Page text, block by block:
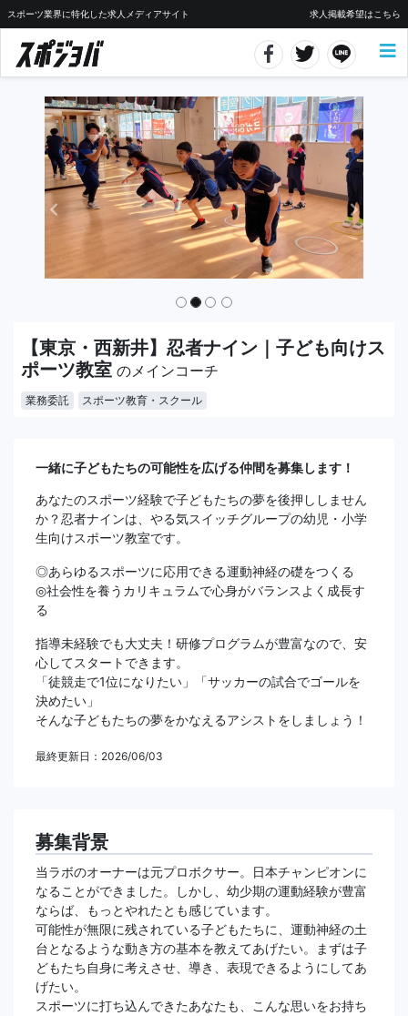
スポーツ業界に特化した求人メディアサイト 求人掲載希望はこちら
【東京・西新井】忍者ナイン｜子ども向けス
ポーツ教室 のメインコーチ
業務委託 スポーツ教育・スクール
一緒に子どもたちの可能性を広げる仲間を募集します！
あなたのスポーツ経験で子どもたちの夢を後押ししません
か？忍者ナインは、やる気スイッチグループの幼児・小学
生向けスポーツ教室です。
◎あらゆるスポーツに応用できる運動神経の礎をつくる
◎社会性を養うカリキュラムで心身がバランスよく成長す
る
指導未経験でも大丈夫！研修プログラムが豊富なので、安
心してスタートできます。
「徒競走で1位になりたい」「サッカーの試合でゴールを
決めたい」
そんな子どもたちの夢をかなえるアシストをしましょう！
最終更新日：2026/06/03
募集背景
当ラボのオーナーは元プロボクサー。日本チャンピオンに
なることができました。しかし、幼少期の運動経験が豊富
ならば、もっとやれたとも感じています。
可能性が無限に残されている子どもたちに、運動神経の土
台となるような動き方の基本を教えてあげたい。まずは子
どもたち自身に考えさせ、導き、表現できるようにしてあ
げたい。
スポーツに打ち込んできたあなたも、こんな思いをお持ち